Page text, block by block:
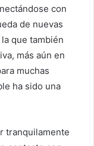
con
de nuevas
que también
más aún en
muchas
ha sido una
tranquilamente